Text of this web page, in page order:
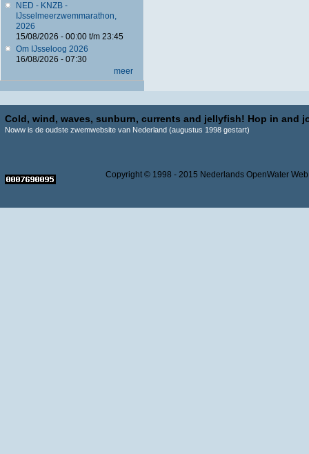
NED - KNZB -
IJsselmeerzwemmarathon,
2026
15/08/2026 - 00:00t/m 23:45
Om IJsseloog 2026
16/08/2026 - 07:30
meer
Cold, wind, waves, sunburn, currents and jellyfish! Hop in and
Noww is de oudste zwemwebsite van Nederland (augustus 1998 gestart)
Copyright © 1998 - 2015 Nederlands OpenWater